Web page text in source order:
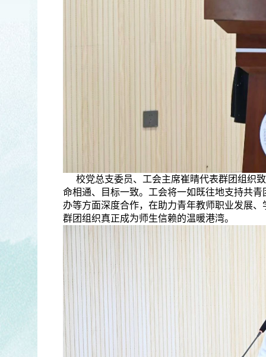
校党总支委员、工会主席崔晴代表群团组织
命相通、目标一致。工会将一如既往地支持共
办等方面深度合作，在助力青年教师职业发展
群团组织真正成为师生信赖的温暖港湾。